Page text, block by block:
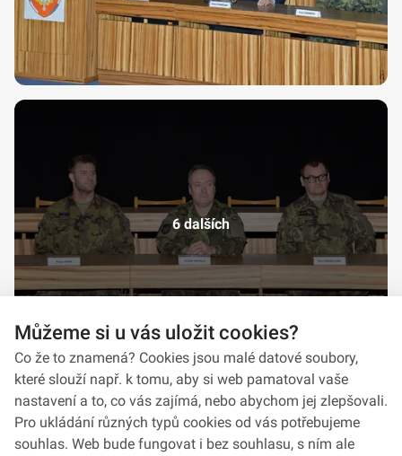
6 dalších
Můžeme si u vás uložit cookies?
Co že to znamená? Cookies jsou malé datové soubory,
které slouží např. k tomu, aby si web pamatoval vaše
nastavení a to, co vás zajímá, nebo abychom jej zlepšovali.
Pro ukládání různých typů cookies od vás potřebujeme
souhlas. Web bude fungovat i bez souhlasu, s ním ale